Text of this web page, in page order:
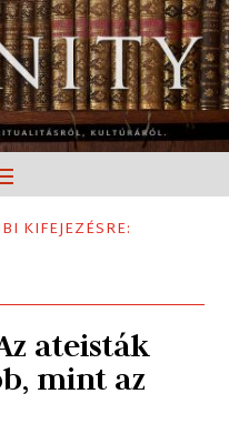
KIFEJEZÉSRE:
ateisták
mint az